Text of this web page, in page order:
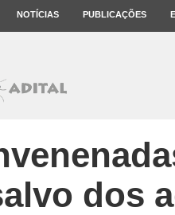
NOTÍCIAS PUBLICAÇÕES
dos